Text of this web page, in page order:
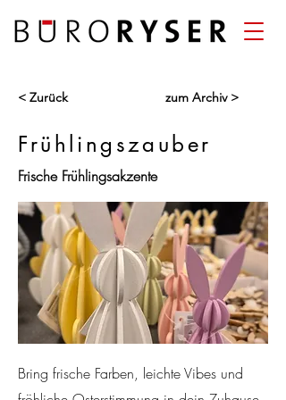
< Zurück zum Archiv >
Frühlingszauber
Frische Frühlingsakzente
Bring frische Farben, leichte Vibes und